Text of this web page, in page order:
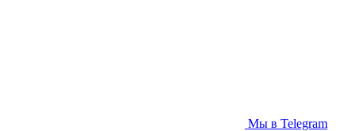
Мы в Telegram